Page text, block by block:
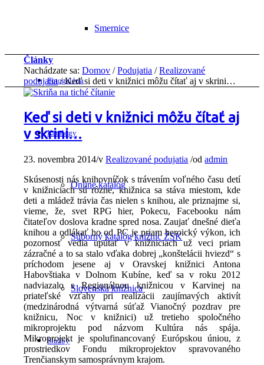
Smernice
Fotogaléria
Katalógy
Online katalóg
Súborný katalóg knižníc ŽSK
Slovenská knižnica
Služby
Články
Nachádzate sa: Domov / Podujatia / Realizované
podujatia / Keď si deti v knižnici môžu čítať aj v skrini…
Keď si deti v knižnici môžu čítať aj
v skrini…
23. novembra 2014/vRealizované podujatia /odadmin
Skúsenosti nás knihovníčok s trávením voľného času detí
v knižniciach sú rôzne, knižnica sa stáva miestom, kde
deti a mládež trávia čas nielen s knihou, ale priznajme si,
vieme, že, svet RPG hier, Pokecu, Facebooku nám
čitateľov doslova kradne spred nosa. Zaujať dnešné dieťa
knihou a odlákať ho od PC je priam heroický výkon, ich
pozornosť vedia upútať v knižniciach už veci priam
zázračné a to sa stalo vďaka dobrej „konštelácii hviezd“ s
príchodom jesene aj v Oravskej knižnici Antona
Habovštiaka v Dolnom Kubíne, keď sa v roku 2012
nadviazalo s Regionálnou knižnicou v Karvinej na
priateľské vzťahy pri realizácii zaujímavých aktivít
(medzinárodná výtvarná súťaž Vianočný pozdrav pre
knižnicu, Noc v knižnici) už tretieho spoločného
mikroprojektu pod názvom Kultúra nás spája.
Mikroprojekt je spolufinancovaný Európskou úniou, z
prostriedkov Fondu mikroprojektov spravovaného
Trenčianskym samosprávnym krajom.